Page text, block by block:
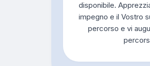
disponibile.
impegno e il Vostro
percorso e vi